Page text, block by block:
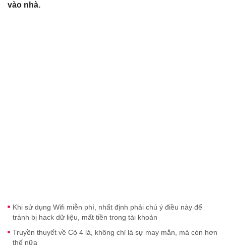
vào nhà.
Khi sử dụng Wifi miễn phí, nhất định phải chú ý điều này để
tránh bị hack dữ liệu, mất tiền trong tài khoản
Truyền thuyết về Cỏ 4 lá, không chỉ là sự may mắn, mà còn hơn
thế nữa